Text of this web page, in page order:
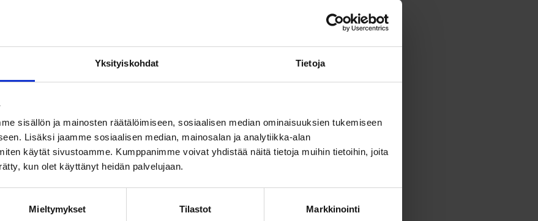
Yksityiskohdat Tietoja
sisällön ja mainosten räätälöimiseen, sosiaalisen median ominaisuuksien tukemiseen
Lisäksi jaamme sosiaalisen median, mainosalan ja analytiikka-alan
käytät sivustoamme. Kumppanimme voivat yhdistää näitä tietoja muihin tietoihin, joita
kun olet käyttänyt heidän palvelujaan.
Mieltymykset Tilastot Markkinointi
päivää.
4 päivän val­men­nus­ko­ko­nai­suu­desta:
arjessa?